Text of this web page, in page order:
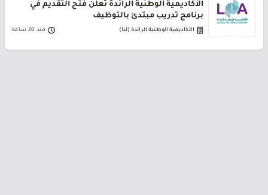
الأكاديمية الوطنية الرائدة تعلن فتح التقديم في
برنامج تدريب مبتدئ بالتوظيف
الأكاديمية الوطنية الرائدة (لنا) منذ 20 ساعة